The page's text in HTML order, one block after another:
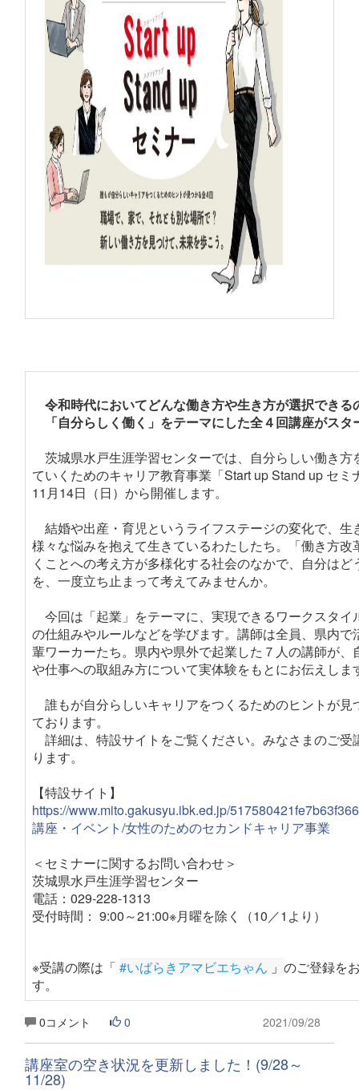
令和時代においてどんな働き方や生き方が選択できる
「自分らしく働く」をテーマにした全４回講座がスタ
茨城県水戸生涯学習センターでは、自分らしい働き方
ていくためのキャリア教育事業「Start up Stand up セミ
11月14日（日）から開催します。
結婚や出産・育児というライフステージの変化で、生
様々な悩みを抱えて生きているわたしたち。「働き方改
くことへの考え方が多様化する社会のなかで、自分はど
を、一度立ち止まって考えてみませんか。
今回は「起業」をテーマに、実現できるワークスタイ
の仕組みやルールなどを学びます。講師は全員、県内で
輩ワーカーたち。県内や県外で起業した７人の講師が、
や仕事への取組み方について実体験をもとにお伝えしま
誰もが自分らしいキャリアをつくるためのヒントが見
ております。
詳細は、特設サイトをご覧ください。みなさまのご受
ります。
【特設サイト】
https://www.mito.gakusyu.ibk.ed.jp/
講座・イベント/女性のためのセカンドキャリア事業
＜セミナーに関するお問い合わせ＞
茨城県水戸生涯学習センター
電話：029-228-1313
受付時間： 9:00～21:00※月曜を除く（10／1より）
※受講の際は「 #いばらきアマビエちゃん 」 のご登録を
す。
0コメント 0 2021/09/28
講座室の空き状況を更新しました！(9/28～
11/28)